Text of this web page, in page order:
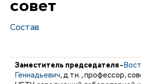
совет
Состав
Заместитель председателя -
Геннадьевич, д.т.н., профессор,